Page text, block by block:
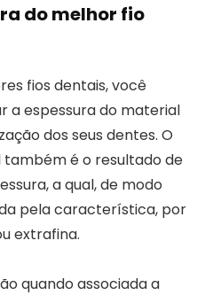
do melhor fio
fios dentais, você
a espessura do material
dos seus dentes. O
é o resultado de
a qual, de modo
pela característica, por
extrafina.
quando associada a